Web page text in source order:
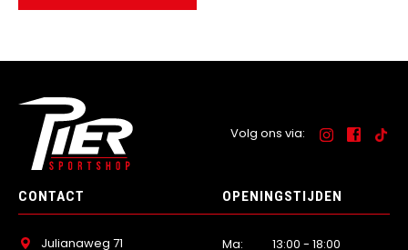
Volg ons via:
CONTACT
Julianaweg 71
OPENINGSTIJDEN
Ma: 13:00 - 18:00